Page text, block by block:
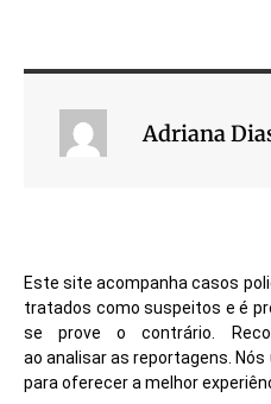
Adriana
Este site acompanha casos
tratados como suspeitos e é
se prove o contrário.
ao analisar as reportagens.
para oferecer a melhor